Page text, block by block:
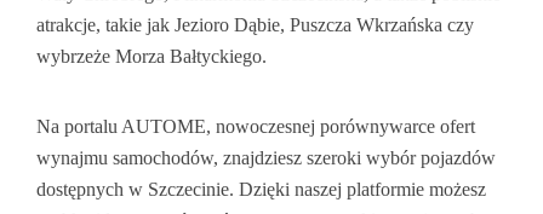
Rodos
Korfu
Malaga
Walencja
Fuerteventura
Łódź
Olsztyn
Poznań
atrakcje, takie jak Jezioro Dąbie, Puszcza Wkrzańska czy
wybrzeże Morza Bałtyckiego.
Na portalu AUTOME, nowoczesnej porównywarce ofert
wynajmu samochodów, znajdziesz szeroki wybór pojazdów
dostępnych w Szczecinie. Dzięki naszej platformie możesz